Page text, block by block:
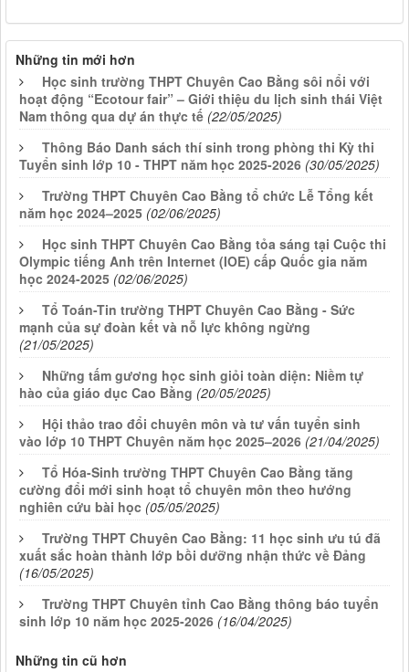
Những tin mới hơn
Học sinh trường THPT Chuyên Cao Bằng sôi nổi với
hoạt động “Ecotour fair” – Giới thiệu du lịch sinh thái Việt
Nam thông qua dự án thực tế (22/05/2025)
Thông Báo Danh sách thí sinh trong phòng thi Kỳ thi
Tuyển sinh lớp 10 - THPT năm học 2025-2026 (30/05/2025)
Trường THPT Chuyên Cao Bằng tổ chức Lễ Tổng kết
năm học 2024–2025 (02/06/2025)
Học sinh THPT Chuyên Cao Bằng tỏa sáng tại Cuộc thi
Olympic tiếng Anh trên Internet (IOE) cấp Quốc gia năm
học 2024-2025 (02/06/2025)
Tổ Toán-Tin trường THPT Chuyên Cao Bằng - Sức
mạnh của sự đoàn kết và nỗ lực không ngừng
(21/05/2025)
Những tấm gương học sinh giỏi toàn diện: Niềm tự
hào của giáo dục Cao Bằng (20/05/2025)
Hội thảo trao đổi chuyên môn và tư vấn tuyển sinh
vào lớp 10 THPT Chuyên năm học 2025–2026 (21/04/2025)
Tổ Hóa-Sinh trường THPT Chuyên Cao Bằng tăng
cường đổi mới sinh hoạt tổ chuyên môn theo hướng
nghiên cứu bài học (05/05/2025)
Trường THPT Chuyên Cao Bằng: 11 học sinh ưu tú đã
xuất sắc hoàn thành lớp bồi dưỡng nhận thức về Đảng
(16/05/2025)
Trường THPT Chuyên tỉnh Cao Bằng thông báo tuyển
sinh lớp 10 năm học 2025-2026 (16/04/2025)
Những tin cũ hơn